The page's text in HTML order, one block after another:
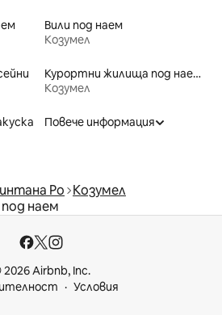
Вили под наем
Козумел
Курортни жилища под наем
Козумел
Повече информация
Ро Козумел
наем
Airbnb, Inc.
Условия